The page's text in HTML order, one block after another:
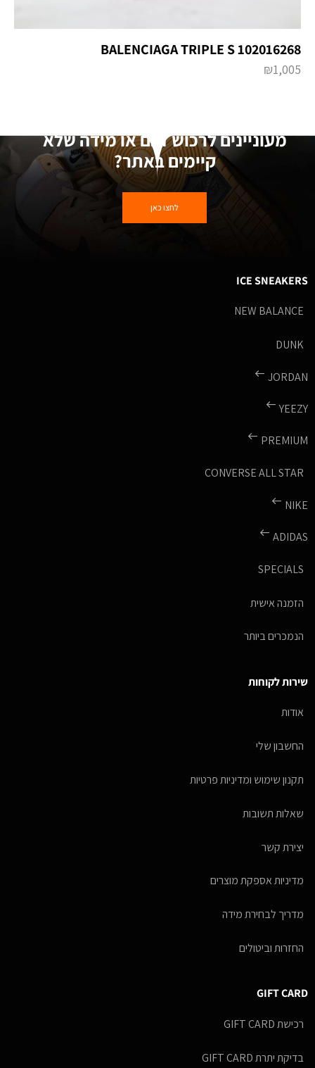
BALENCIAGA TRIPLE S 102016268
₪1,005
מעוניינים לרכוש דגם או מידה שלא
קיימים באתר?
לחצו כאן
ICE SNEAKERS
NEW BALANCE
DUNK
JORDAN
YEEZY
PREMIUM
CONVERSE ALL STAR
NIKE
ADIDAS
SPECIALS
הזמנה אישית
הנמכרים ביותר
שירות לקוחות
אודות
החשבון שלי
תקנון שימוש ומדיניות פרטיות
שאלות תשובות
יצירת קשר
מדיניות אספקת מוצרים
מדריך לבחירת מידה
החזרות וביטולים
GIFT CARD
רכישת GIFT CARD
בדיקת יתרת GIFT CARD